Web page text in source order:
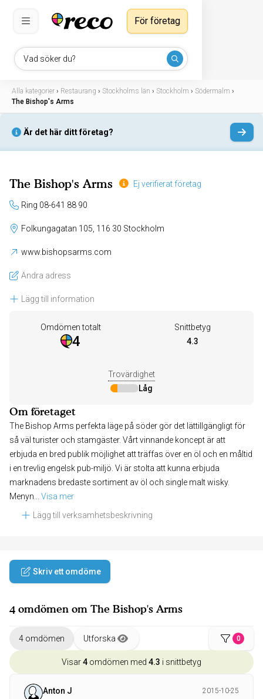
Vad söker du?
För företag
Alla kategorier › Restaurang › Stockholms län › Stockholm › Södermalm ›
The Bishop's Arms
Är det här ditt företag?
The Bishop's Arms Ej verifierat företag
Ring 08-641 88 90
Folkungagatan 105, 116 30 Stockholm
www.bishopsarms.com
Ändra adress
Lägg till information
Omdömen totalt
4
Snittbetyg
4.3
Trovärdighet
Låg
Om företaget
The Bishop Arms perfekta läge på söder gör det lättillgängligt för
så väl turister och stamgäster. Vårt vinnande koncept är att
erbjuda en bred publik möjlighet att träffas över en öl och en måltid
i en trevlig engelsk pub-miljö. Vi är stolta att kunna erbjuda
marknadens bredaste sortiment av öl och single malt wisky.
Menyn
Visa mer
Lägg till verksamhetsbeskrivning
Skriv ett omdöme
4 omdömen om The Bishop's Arms
4 omdömen Utforska 0
Visar4 omdömen med 4.3 i snittbetyg
Anton J
2015-10-25